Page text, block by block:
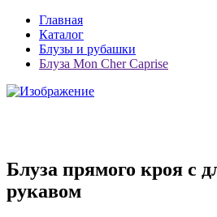
Главная
Каталог
Блузы и рубашки
Блуза Mon Cher Caprise
Блуза прямого кроя с
рукавом